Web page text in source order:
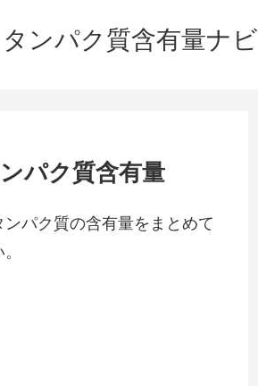
ンパク質含有量ナビ
パク質含有量
パク質の含有量をまとめて